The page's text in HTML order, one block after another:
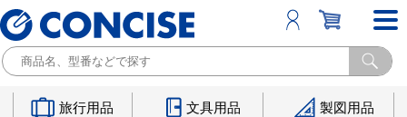
旅行用品 文具用品 製図用品